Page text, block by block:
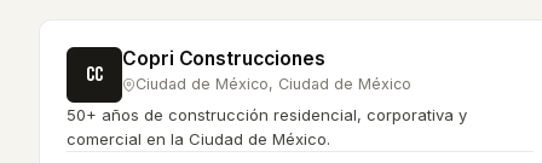
CC
Copri Construcciones
Ciudad de México, Ciudad de México
50+ años de construcción residencial, corporativa y
comercial en la Ciudad de México.